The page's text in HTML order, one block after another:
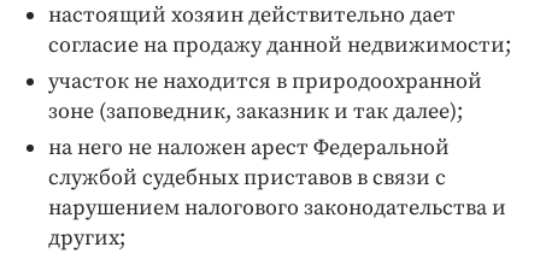
настоящий хозяин действительно дает
согласие на продажу данной недвижимости;
участок не находится в природоохранной
зоне (заповедник, заказник и так далее);
на него не наложен арест Федеральной
службой судебных приставов в связи с
нарушением налогового законодательства и
других;